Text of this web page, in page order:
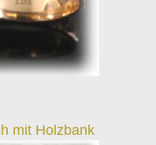
mit Holzbank